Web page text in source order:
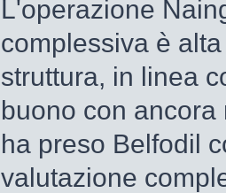
L'operazione
complessiva è
struttura, in linea
buono con
ha preso Belfodil
valutazione